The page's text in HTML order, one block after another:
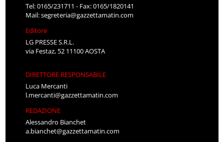
Tel: 0165/231711 - Fax: 0165/1820141
Mail:segreteria@gazzettamatin.com
Editore
LG PRESSE S.R.L.
via Festaz, 52 11100 AOSTA
DIRETTORE RESPONSABILE
Luca Mercanti
l.mercanti@gazzettamatin.com
REDAZIONE
Alessandro Bianchet
a.bianchet@gazzettamatin.com